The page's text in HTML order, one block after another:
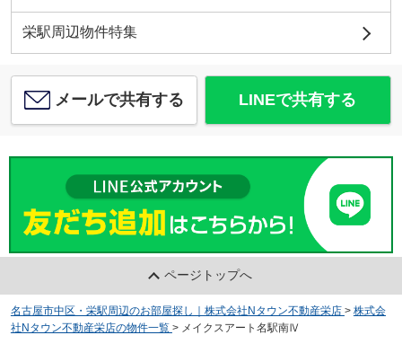
栄駅周辺物件特集
メールで共有する LINEで共有する
ページトップへ
名古屋市中区・栄駅周辺のお部屋探し｜株式会社Nタウン不動産栄店 > 株式会
社Nタウン不動産栄店の物件一覧 > メイクスアート名駅南Ⅳ